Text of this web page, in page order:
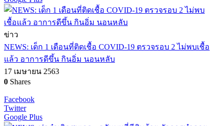
ข่าว
NEWS: เด็ก 1 เดือนที่ติดเชื้อ COVID-19 ตรวจรอบ 2 ไม่พบเชื้อ
แล้ว อาการดีขึ้น กินอิ่ม นอนหลับ
17 เมษายน 2563
0 Shares
Facebook
Twitter
Google Plus